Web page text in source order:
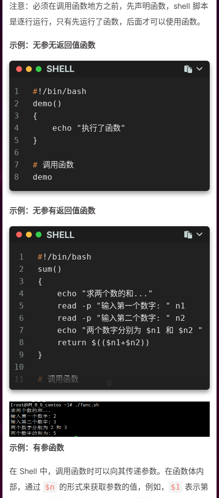
注意：必须在调用函数地方之前，先声明函数，shell 脚本
是逐行运行，只有先运行了函数，后面才可以使用函数。
示例：无参无返回值函数
SHELL
1
2
3
4
5
6
7
8
# !/bin/bash
demo()
{
    echo "执行了函数"
}
# 调用函数
demo
示例：无参有返回值函数
SHELL
1
2
3
4
5
6
7
8
9
10
11
12
13
# !/bin/bash
sum()
{
    echo "求两个数的和..."
    read -p "输入第一个数字: " n1
    read -p "输入第二个数字: " n2
    echo "两个数字分别为 $n1 和 $n2 "
    return $(($n1+$n2))
}
# 调用函数
sum
echo "两个数字的和为: $? "  # 获取函数返回
示例：有参函数
在 Shell 中，调用函数时可以向其传递参数。在函数体内
部，通过 $n 的形式来获取参数的值，例如， $1 表示第